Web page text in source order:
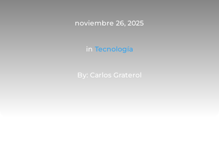
noviembre 26, 2025
in Tecnología
By: Carlos Graterol